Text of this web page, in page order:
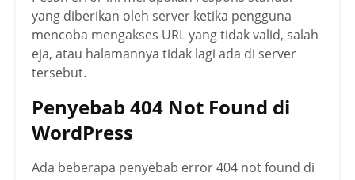
yang diberikan oleh server ketika pengguna
mencoba mengakses URL yang tidak valid, salah
eja, atau halamannya tidak lagi ada di server
tersebut.
Penyebab 404 Not Found di
WordPress
Ada beberapa penyebab error 404 not found di